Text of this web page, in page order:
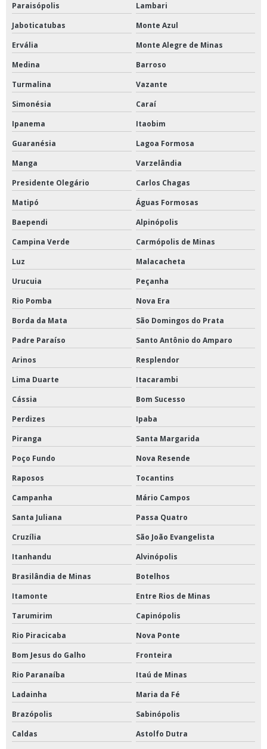
Paraisópolis
Lambari
Jaboticatubas
Monte Azul
Ervália
Monte Alegre de Minas
Medina
Barroso
Turmalina
Vazante
Simonésia
Caraí
Ipanema
Itaobim
Guaranésia
Lagoa Formosa
Manga
Varzelândia
Presidente Olegário
Carlos Chagas
Matipó
Águas Formosas
Baependi
Alpinópolis
Campina Verde
Carmópolis de Minas
Luz
Malacacheta
Urucuia
Peçanha
Rio Pomba
Nova Era
Borda da Mata
São Domingos do Prata
Padre Paraíso
Santo Antônio do Amparo
Arinos
Resplendor
Lima Duarte
Itacarambi
Cássia
Bom Sucesso
Perdizes
Ipaba
Piranga
Santa Margarida
Poço Fundo
Nova Resende
Raposos
Tocantins
Campanha
Mário Campos
Santa Juliana
Passa Quatro
Cruzília
São João Evangelista
Itanhandu
Alvinópolis
Brasilândia de Minas
Botelhos
Itamonte
Entre Rios de Minas
Tarumirim
Capinópolis
Rio Piracicaba
Nova Ponte
Bom Jesus do Galho
Fronteira
Rio Paranaíba
Itaú de Minas
Ladainha
Maria da Fé
Brazópolis
Sabinópolis
Caldas
Astolfo Dutra